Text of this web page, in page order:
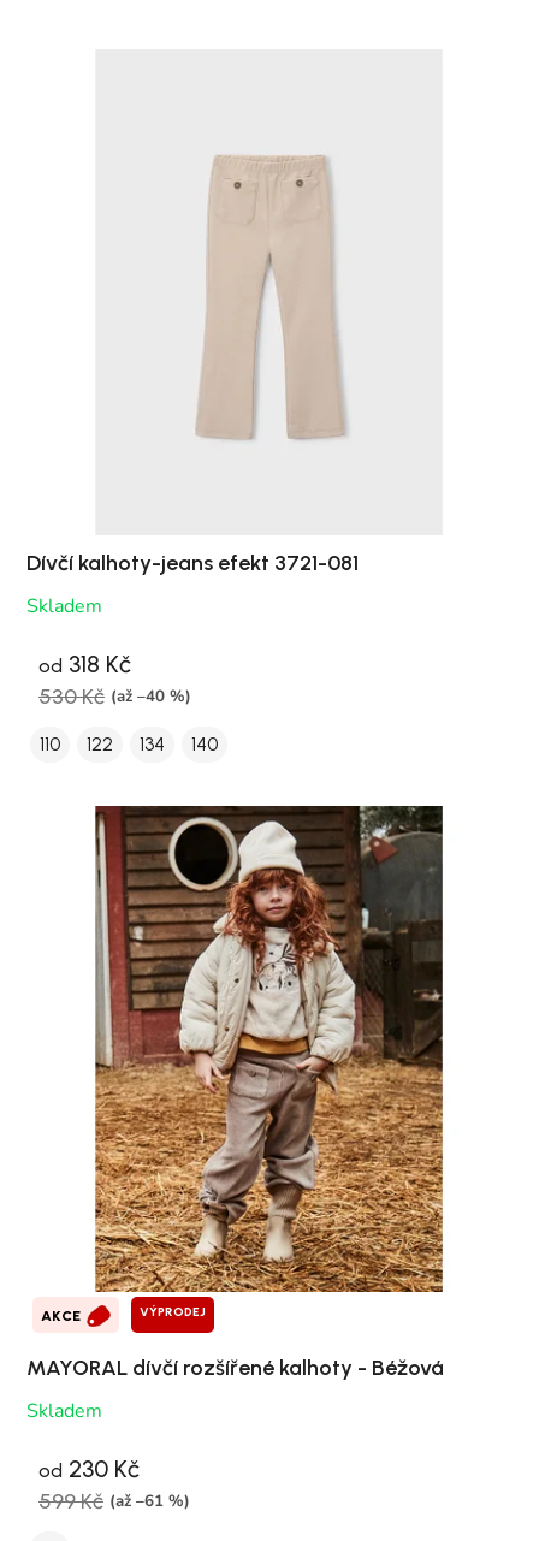
Dívčí kalhoty-jeans efekt 3721-081
Skladem
od 318 Kč
530 Kč (až –40 %)
110 122 134 140
AKCE VÝPRODEJ
MAYORAL dívčí rozšířené kalhoty - Béžová
Skladem
od 230 Kč
599 Kč (až –61 %)